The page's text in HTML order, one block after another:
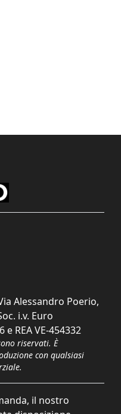
Alessandro Poerio,
i.v. Euro
e REA VE-454332
riservati. È
con qualsiasi
il nostro